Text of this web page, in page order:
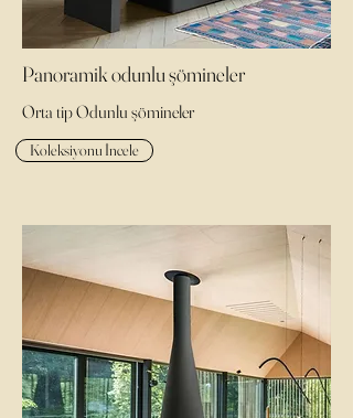
Panoramik odunlu şömineler
Orta tip Odunlu şömineler
Koleksiyonu İncele